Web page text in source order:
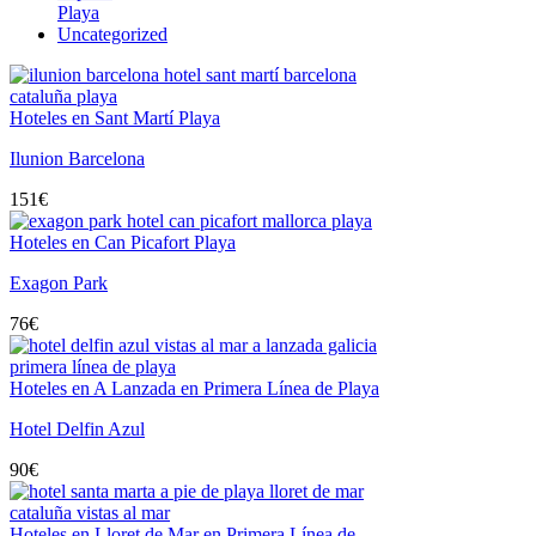
Playa
Uncategorized
Hoteles en Sant Martí Playa
Ilunion Barcelona
151€
Hoteles en Can Picafort Playa
Exagon Park
76€
Hoteles en A Lanzada en Primera Línea de Playa
Hotel Delfin Azul
90€